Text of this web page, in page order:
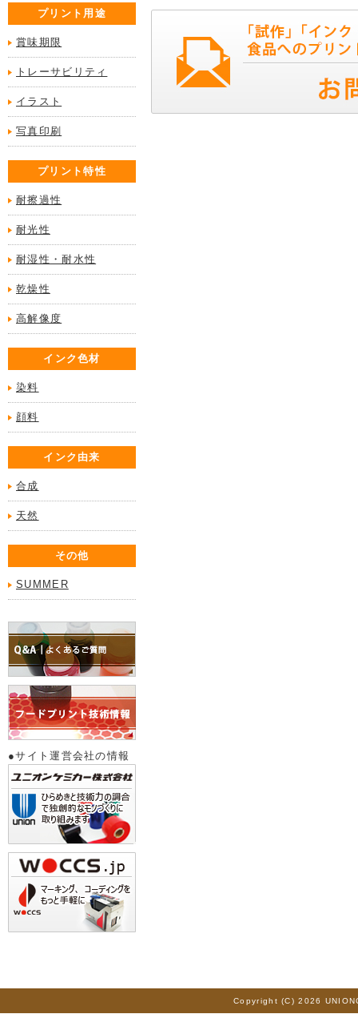
プリント用途
賞味期限
トレーサビリティ
イラスト
写真印刷
プリント特性
耐擦過性
耐光性
耐湿性・耐水性
乾燥性
高解像度
インク色材
染料
顔料
インク由来
合成
天然
その他
SUMMER
●サイト運営会社の情報
Copyright (C) 2026